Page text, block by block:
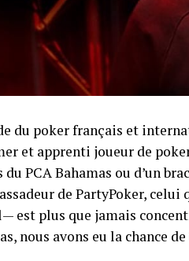
du poker français et
et apprenti joueur de
PCA Bahamas ou d’un
de PartyPoker,
est plus que jamais
nous avons eu la chance